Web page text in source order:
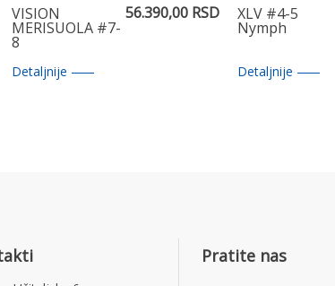
VISION
MERISUOLA #7-
8
56.390,00 RSD
Detaljnije
XLV #4-5
Nymph
Detaljnije
Pratite nas